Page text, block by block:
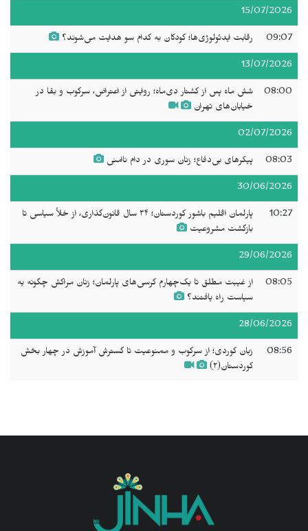
15/07/2026
09:07 رقابت ایدئولوژی‌ها؛ کودکان به کدام سو هدایت می‌شوند؟
13/07/2026
08:00
شش ماه پس از کشتار دی‌ماه؛ روایتی از اعتراض، سرکوب و بقا در
خیابان‌های تهران
02/07/2026
08:03 پیکرهای بی‌دفاع؛ زنان سوری در دام ناامنی
30/06/2026
10:27
پارلمان اقلیم باشور کوردستان؛ ۳۴ سال قانون‌گذاری، از خلأ سیاسی تا
بازگشت مشروعیت
29/06/2026
08:05
از غیبت مطلق تا یک‌چهارم کرسی‌های پارلمان؛ زنان مراکش چگونه به
سیاست راه یافتند؟
28/06/2026
08:56
زبان کوردی؛ از سرکوب و ممنوعیت تا گسترش آموزش در چهار بخش
کوردستان(۲)